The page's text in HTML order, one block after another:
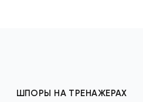
ШПОРЫ НА ТРЕНАЖЕРАХ